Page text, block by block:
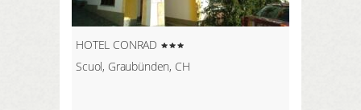
HOTEL CONRAD
Scuol, Graubünden, CH